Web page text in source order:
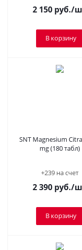
2 150руб./
В корзину
SNT Magnesium
mg (180 табл)
+239 на счет
2 390руб./
В корзину